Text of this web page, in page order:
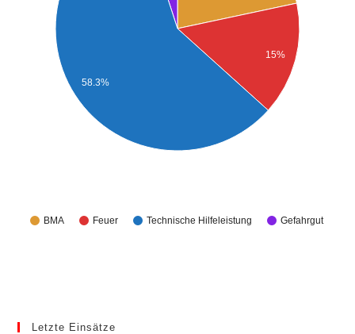
BMA Feuer Technische Hilfeleistung Gefahrgut
15%
58.3%
Letzte Einsätze